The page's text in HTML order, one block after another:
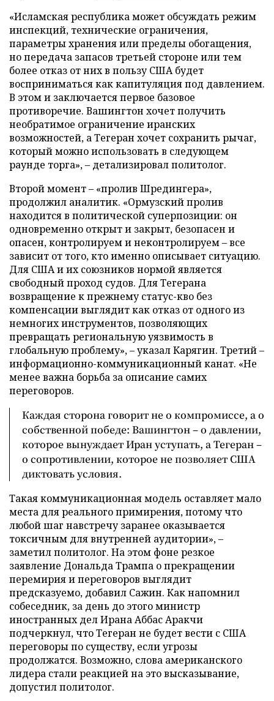
«Исламская республика может обсуждать режим
инспекций, технические ограничения,
параметры хранения или пределы обогащения,
но передача запасов третьей стороне или тем
более отказ от них в пользу США будет
восприниматься как капитуляция под давлением.
В этом и заключается первое базовое
противоречие. Вашингтон хочет получить
необратимое ограничение иранских
возможностей, а Тегеран хочет сохранить рычаг,
который можно использовать в следующем
раунде торга», – детализировал политолог.
Второй момент – «пролив Шредингера»,
продолжил аналитик. «Ормузский пролив
находится в политической суперпозиции: он
одновременно открыт и закрыт, безопасен и
опасен, контролируем и неконтролируем – все
зависит от того, кто именно описывает ситуацию.
Для США и их союзников нормой является
свободный проход судов. Для Тегерана
возвращение к прежнему статус-кво без
компенсации выглядит как отказ от одного из
немногих инструментов, позволяющих
превращать региональную уязвимость в
глобальную проблему», – указал Карягин. Третий –
информационно-коммуникационный канат. «Не
менее важна борьба за описание самих
переговоров.
Каждая сторона говорит не о компромиссе, а о
собственной победе: Вашингтон – о давлении,
которое вынуждает Иран уступать, а Тегеран –
о сопротивлении, которое не позволяет США
диктовать условия.
Такая коммуникационная модель оставляет мало
места для реального примирения, потому что
любой шаг навстречу заранее оказывается
токсичным для внутренней аудитории», –
заметил политолог. На этом фоне резкое
заявление Дональда Трампа о прекращении
перемирия и переговоров выглядит
предсказуемо, добавил Сажин. Как напомнил
собеседник, за день до этого министр
иностранных дел Ирана Аббас Аракчи
подчеркнул, что Тегеран не будет вести с США
переговоры по существу, если угрозы
продолжатся. Возможно, слова американского
лидера стали реакцией на это высказывание,
допустил политолог.